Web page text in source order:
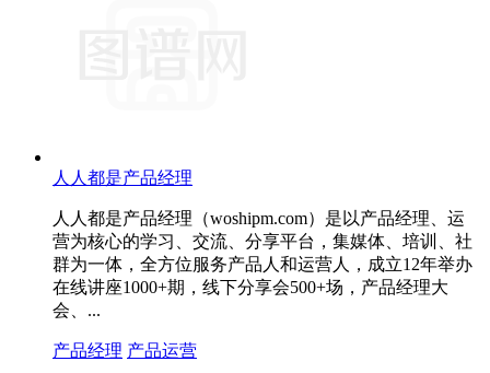
人人都是产品经理
人人都是产品经理（woshipm.com）是以产品经理、运
营为核心的学习、交流、分享平台，集媒体、培训、社
群为一体，全方位服务产品人和运营人，成立12年举办
在线讲座1000+期，线下分享会500+场，产品经理大
会、...
产品经理 产品运营